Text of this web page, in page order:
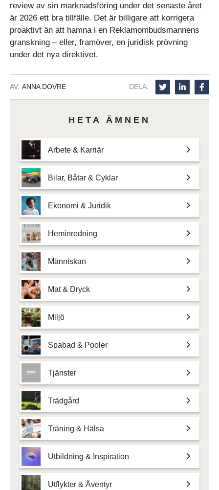
review av sin marknadsföring under det senaste året
är 2026 ett bra tillfälle. Det är billigare att korrigera
proaktivt än att hamna i en Reklamombudsmannens
granskning – eller, framöver, en juridisk prövning
under det nya direktivet.
AV: ANNA DOVRE DELA:
HETA ÄMNEN
Arbete & Karriär
Bilar, Båtar & Cyklar
Ekonomi & Juridik
Heminredning
Människan
Mat & Dryck
Miljö
Spabad & Pooler
Tjänster
Trädgård
Träning & Hälsa
Utbildning & Inspiration
Utflykter & Äventyr